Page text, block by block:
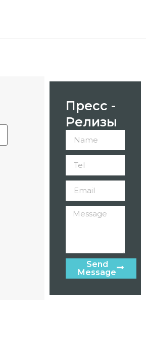
Пресс -
Релизы
Send
Message